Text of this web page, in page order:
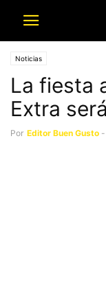
Noticias
La fiesta
Extra
Por Editor Buen Gusto -